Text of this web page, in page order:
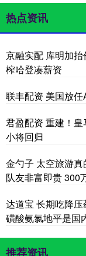
热点资讯
京融实配 库明加
榨哈登凑薪资
联丰配资 美国放
君盈配资 重建！
小将回归
金勺子 太空旅游
队友非富即贵 300
达道宝 长期吃降
磺酸氨氯地平是国
推荐资讯